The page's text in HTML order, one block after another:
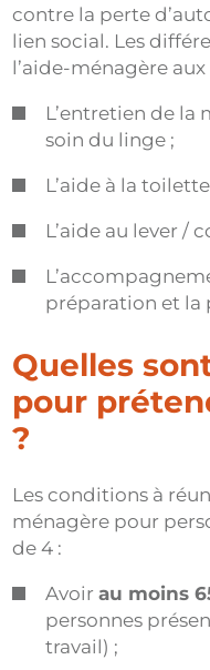
contre la perte
lien social. Les
l’aide-ménagère
L’entretien de la
soin du linge ;
L’aide à la
L’aide au lever /
préparation et la
Quelles
pour
?
Les conditions à
ménagère pour
de 4 :
Avoirau moins
personnes
travail) ;